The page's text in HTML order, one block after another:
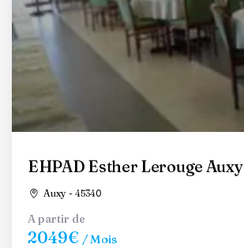
EHPAD Esther Lerouge Auxy
Auxy - 45340
A partir de
2049€ / Mois